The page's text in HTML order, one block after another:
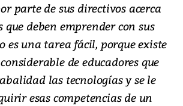
parte de sus directivos acerca
que deben emprender con sus
es una tarea fácil, porque existe
de educadores que
las tecnologías y se le
esas competencias de un